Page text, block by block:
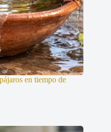
en tiempo de